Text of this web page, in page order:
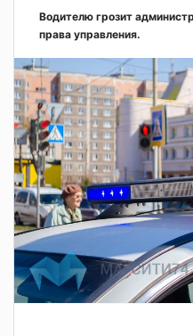
Водителю грозит
права управления.